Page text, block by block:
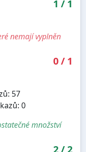
1 / 1
nemají vyplněn
0/ 1
57
0
množství
2/2